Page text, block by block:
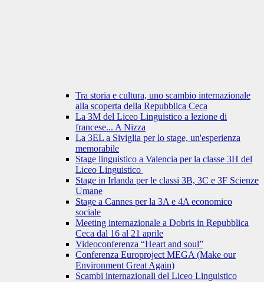
Tra storia e cultura, uno scambio internazionale
alla scoperta della Repubblica Ceca
La 3M del Liceo Linguistico a lezione di
francese... A Nizza
La 3EL a Siviglia per lo stage, un'esperienza
memorabile
Stage linguistico a Valencia per la classe 3H del
Liceo Linguistico
Stage in Irlanda per le classi 3B, 3C e 3F Scienze
Umane
Stage a Cannes per la 3A e 4A economico
sociale
Meeting internazionale a Dobris in Repubblica
Ceca dal 16 al 21 aprile
Videoconferenza “Heart and soul”
Conferenza Europroject MEGA (Make our
Environment Great Again)
Scambi internazionali del Liceo Linguistico